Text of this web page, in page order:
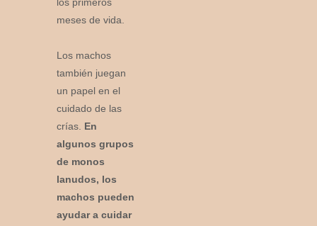
los primeros
meses de vida.
Los machos
también juegan
un papel en el
cuidado de las
crías. En
algunos grupos
de monos
lanudos, los
machos pueden
ayudar a cuidar